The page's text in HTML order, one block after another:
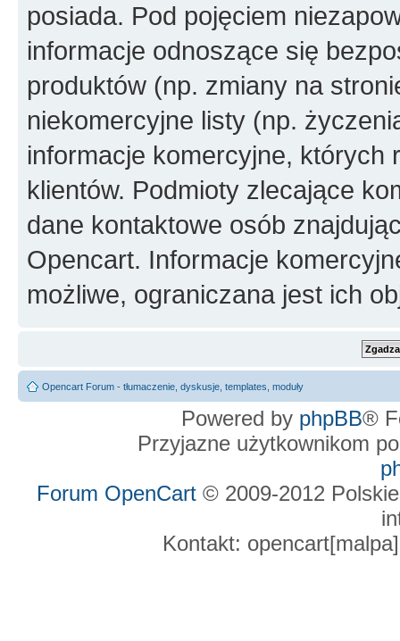
posiada. Pod pojęciem
informacje odnoszące się
produktów (np. zmiany na
niekomercyjne listy (np.
informacje komercyjne, których
klientów. Podmioty zlecające
dane kontaktowe osób
Opencart. Informacje
możliwe, ograniczana jest ich
Opencart Forum - tłumaczenie, dyskusje, templates, moduły
Powered by phpBB®
Przyjazne użytkownikom
Forum OpenCart © 2009-2012
Kontakt: